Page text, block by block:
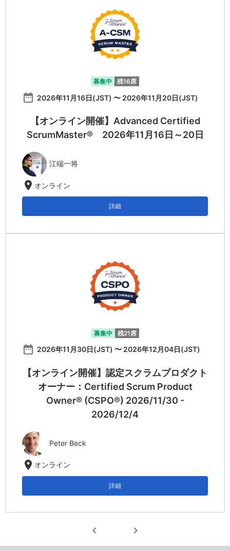
募集中 残16席
date_range 2026年11月16日(JST) 〜 2026年11月20日(JST)
【オンライン開催】Advanced Certified
ScrumMaster® 2026年11月16日～20日
江端一将
location_on オンライン
詳細
募集中 残21席
date_range 2026年11月30日(JST) 〜 2026年12月04日(JST)
【オンライン開催】認定スクラムプロダクト
オーナー：Certified Scrum Product
Owner® (CSPO®) 2026/11/30 -
2026/12/4
Peter Beck
location_on オンライン
詳細
chevron_left chevron_right